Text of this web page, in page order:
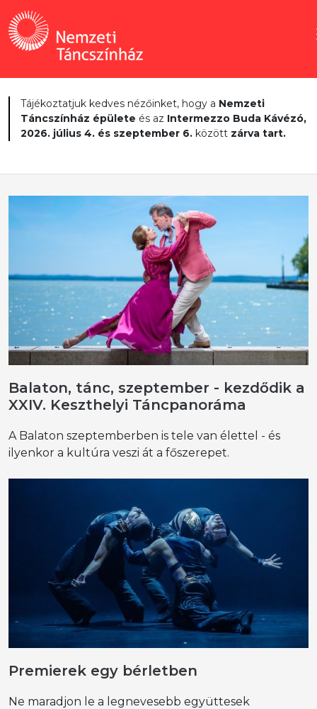
Tájékoztatjuk kedves nézőinket, hogy a Nemzeti
Táncszínház épülete és az Intermezzo Buda Kávézó,
2026. július 4. és szeptember 6. között zárva tart.
Balaton, tánc, szeptember - kezdődik a
XXIV. Keszthelyi Táncpanoráma
A Balaton szeptemberben is tele van élettel - és
ilyenkor a kultúra veszi át a főszerepet.
Premierek egy bérletben
Ne maradjon le a legnevesebb együttesek